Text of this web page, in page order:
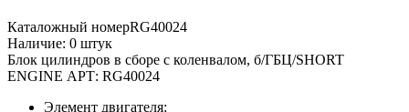
Каталожный номерRG40024
Наличие: 0 штук
Блок цилиндров в сборе с коленвалом, б/ГБЦ/SHORT
ENGINE АРТ: RG40024
Элемент двигателя: